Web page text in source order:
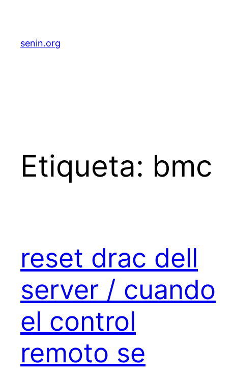
senin.org
Etiqueta: bmc
reset drac dell
server / cuando
el control
remoto se